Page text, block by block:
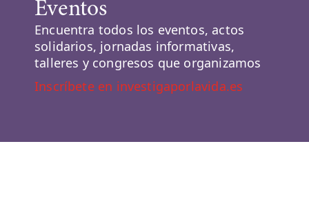
Eventos
Encuentra todos los eventos, actos
solidarios, jornadas informativas,
talleres y congresos que organizamos
Inscríbete en investigaporlavida.es